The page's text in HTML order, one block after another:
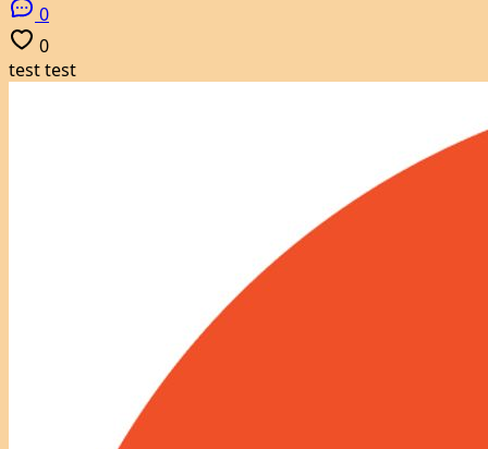
0
0
test test